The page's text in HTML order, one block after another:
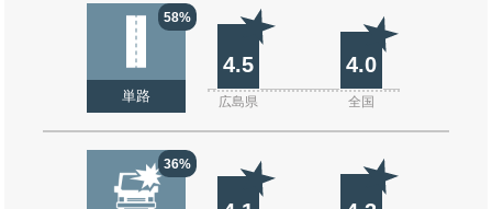
58%
単路
4.5 4.0
広島県 全国
36%